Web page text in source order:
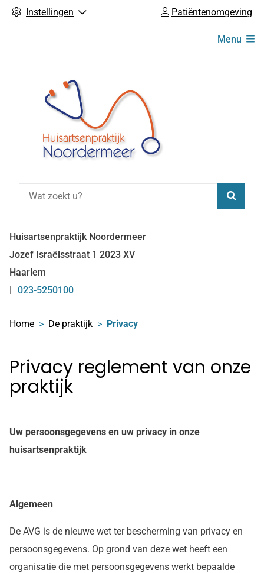
Instellingen Patiëntenomgeving
Menu
Huisartsenpraktijk Noordermeer
Jozef Israëlsstraat 1 2023 XV
Haarlem
Tel:
023-5250100
Home De praktijk Privacy
Privacy reglement van onze
praktijk
Uw persoonsgegevens en uw privacy in onze
huisartsenpraktijk
Algemeen
De AVG is de nieuwe wet ter bescherming van privacy en
persoonsgegevens. Op grond van deze wet heeft een
organisatie die met persoonsgegevens werkt bepaalde